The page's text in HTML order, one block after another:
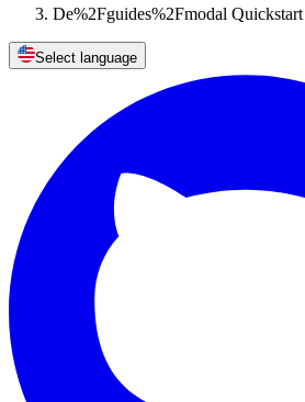
De%2Fguides%2Fmodal Quickstart
Select language